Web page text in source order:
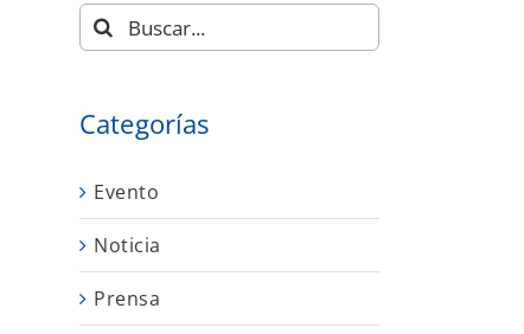
Buscar:
Categorías
Evento
Noticia
Prensa